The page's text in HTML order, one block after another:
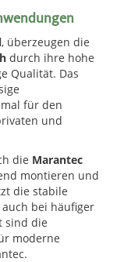
, überzeugen die
durch ihre hohe
Qualität. Das
für den
und
die Marantec
montieren und
die stabile
bei häufiger
sind die
moderne